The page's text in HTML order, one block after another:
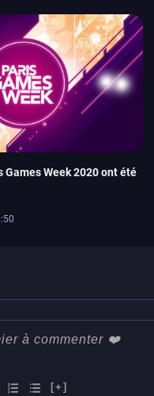
Games Week 2020 ont été
[+]